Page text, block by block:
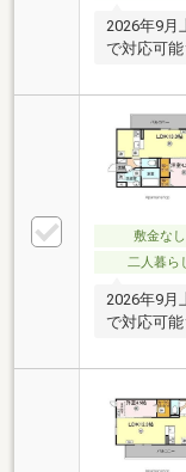
2026年9月
で対応可
敷金なし
二人暮ら
2026年9月
で対応可